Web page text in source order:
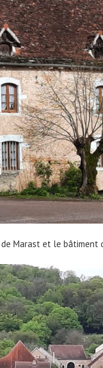
Marast et le bâtiment